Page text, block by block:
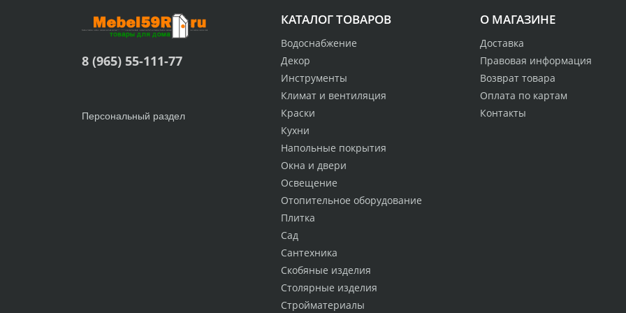
О МАГАЗИНЕ
Доставка
Правовая информация
Возврат товара
Оплата по картам
Контакты
КАТАЛОГ ТОВАРОВ
Водоснабжение
Декор
Инструменты
Климат и вентиляция
Краски
Кухни
Напольные покрытия
Окна и двери
Освещение
Отопительное оборудование
Плитка
Сад
Сантехника
Скобяные изделия
Столярные изделия
Стройматериалы
8 (965) 55-111-77
Персональный раздел